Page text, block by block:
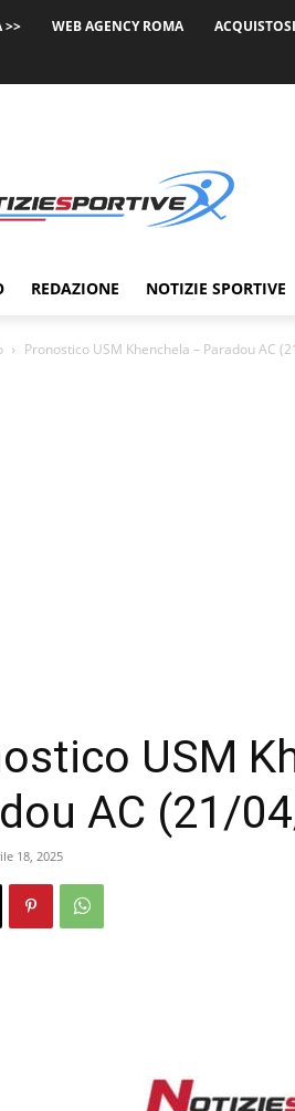
>> WEB AGENCY ROMA
REDAZIONE NOTIZIE SPORTIVE
Pronostico USM Khenchela – Paradou AC
USM
AC (21/
18, 2025